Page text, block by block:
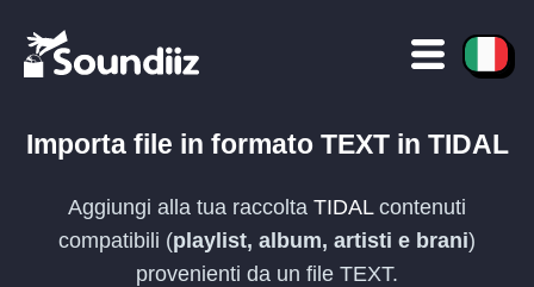
Importa file in formato TEXTin TIDAL
Aggiungi alla tua raccolta TIDALcontenuti
compatibili (playlist, album, artisti e brani)
provenienti da un file TEXT.